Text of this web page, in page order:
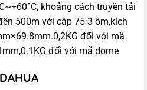
khoảng cách truyền tải
500m với cáp 75-3 ôm,kích
đối với mã
đối với mã dome